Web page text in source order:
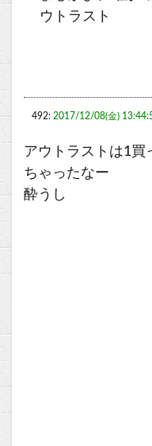
ウトラスト
492: 2017/12/08(金)
アウトラストは1買
ちゃったなー
酔うし